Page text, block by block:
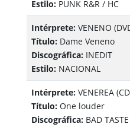
Estilo:PUNK R&R / HC
Intérprete:VENENO
Título:Dame Veneno
Discográfica:INEDIT
Estilo:NACIONAL
Intérprete:VENEREA
Título:One louder
Discográfica:BAD TASTE